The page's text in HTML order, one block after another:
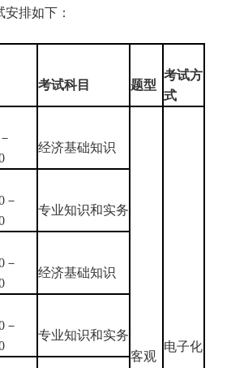
排如下：
考试科目 题型
考试方
式
经济基础知识
客观
电子化
－
专业知识和实务
－
经济基础知识
－
专业知识和实务